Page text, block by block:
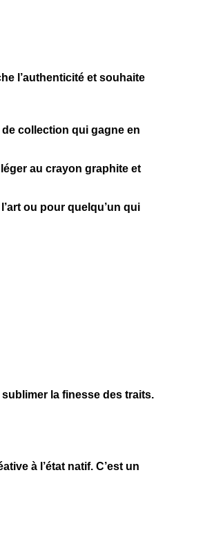
l’authenticité et souhaite
de collection qui gagne en
au crayon graphite et
ou pour quelqu’un qui
la finesse des traits.
à l’état natif. C’est un